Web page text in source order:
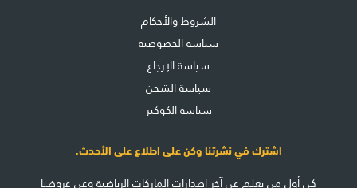
الشروط والأحكام
سياسة الخصوصية
سياسة الإرجاع
سياسة الشحن
سياسة الكوكيز
اشترك في نشرتنا وكن على اطلاع على الأحدث.
كن أول من يعلم عن آخر إصدارات الماركات الرياضية وعن عروضنا